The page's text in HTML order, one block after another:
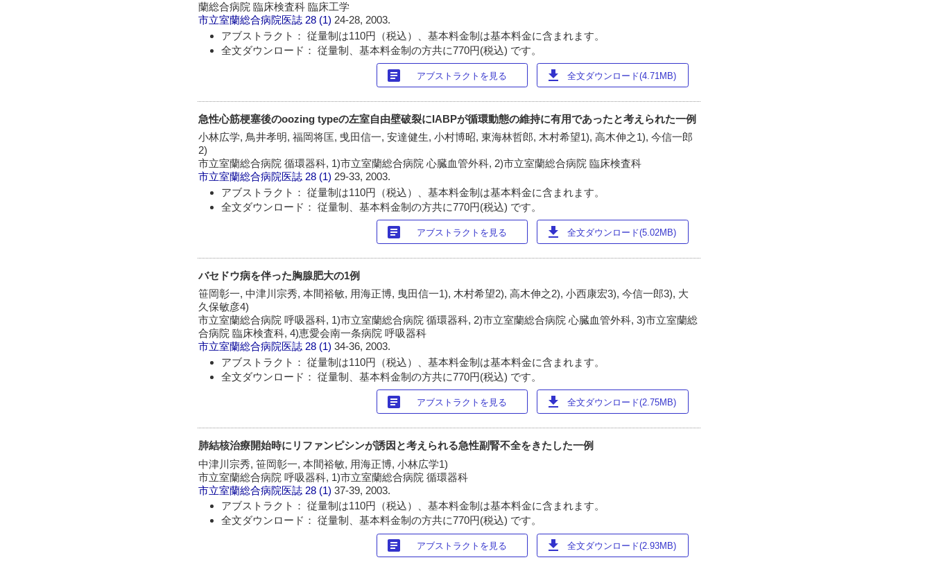
蘭総合病院 臨床検査科 臨床工学
市立室蘭総合病院医誌 28 (1) 24-28, 2003.
アブストラクト： 従量制は110円（税込）、基本料金制は基本料金に含まれます。
全文ダウンロード： 従量制、基本料金制の方共に770円(税込) です。
article アブストラクトを見る download 全文ダウンロード(4.71MB)
急性心筋梗塞後のoozing typeの左室自由壁破裂にIABPが循環動態の維持に有用であったと考えられた一例
小林広学, 鳥井孝明, 福岡将匡, 曵田信一, 安達健生, 小村博昭, 東海林哲郎, 木村希望1), 高木伸之1), 今信一郎
2)
市立室蘭総合病院 循環器科, 1)市立室蘭総合病院 心臓血管外科, 2)市立室蘭総合病院 臨床検査科
市立室蘭総合病院医誌 28 (1) 29-33, 2003.
アブストラクト： 従量制は110円（税込）、基本料金制は基本料金に含まれます。
全文ダウンロード： 従量制、基本料金制の方共に770円(税込) です。
article アブストラクトを見る download 全文ダウンロード(5.02MB)
バセドウ病を伴った胸腺肥大の1例
笹岡彰一, 中津川宗秀, 本間裕敏, 用海正博, 曳田信一1), 木村希望2), 高木伸之2), 小西康宏3), 今信一郎3), 大
久保敏彦4)
市立室蘭総合病院 呼吸器科, 1)市立室蘭総合病院 循環器科, 2)市立室蘭総合病院 心臓血管外科, 3)市立室蘭総
合病院 臨床検査科, 4)恵愛会南一条病院 呼吸器科
市立室蘭総合病院医誌 28 (1)34-36, 2003.
アブストラクト： 従量制は110円（税込）、基本料金制は基本料金に含まれます。
全文ダウンロード： 従量制、基本料金制の方共に770円(税込) です。
article アブストラクトを見る download 全文ダウンロード(2.75MB)
肺結核治療開始時にリファンピシンが誘因と考えられる急性副腎不全をきたした一例
中津川宗秀, 笹岡彰一, 本間裕敏, 用海正博, 小林広学1)
市立室蘭総合病院 呼吸器科, 1)市立室蘭総合病院 循環器科
市立室蘭総合病院医誌 28 (1)37-39, 2003.
アブストラクト： 従量制は110円（税込）、基本料金制は基本料金に含まれます。
全文ダウンロード： 従量制、基本料金制の方共に770円(税込) です。
article アブストラクトを見る download 全文ダウンロード(2.93MB)